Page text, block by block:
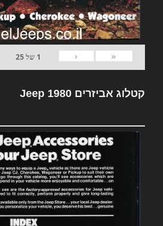
«
‹
1 של25
קטלוג אביזרים Jeep 1980